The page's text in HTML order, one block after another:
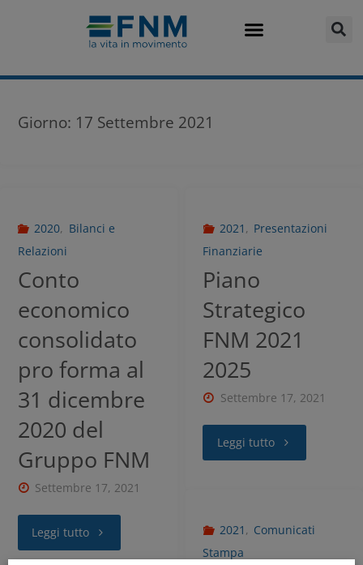
Giorno: 17 Settembre 2021
2020, Bilanci e
Relazioni
Conto
economico
consolidato
pro forma al
31 dicembre
2020 del
Gruppo FNM
Settembre 17, 2021
Leggi tutto
2021 , Presentazioni
Finanziarie
Piano
Strategico
FNM 2021
2025
Settembre 17, 2021
Leggi tutto
2021 , Comunicati
Stampa